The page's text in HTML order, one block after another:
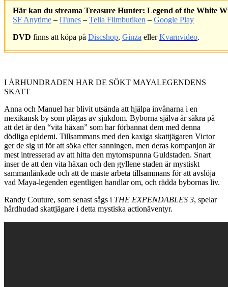
Här kan du streama Treasure Hunter: Legend of the White
SF Anytime – iTunes – Telia Filmbutiken – Google Play
DVD finns att köpa på Discshop, Ginza ellerKvarnvideo.
I ÅRHUNDRADEN HAR DE SÖKT MAYALEGENDENS
SKATT
Anna och Manuel har blivit utsända att hjälpa invånarna i en
mexikansk by som plågas av sjukdom. Byborna själva är säkra på
att det är den “vita häxan” som har förbannat dem med denna
dödliga epidemi. Tillsammans med den kaxiga skattjägaren Victor
ger de sig ut för att söka efter sanningen, men deras kompanjon är
mest intresserad av att hitta den mytomspunna Guldstaden. Snart
inser de att den vita häxan och den gyllene staden är mystiskt
sammanlänkade och att de måste arbeta tillsammans för att avslöja
vad Maya-legenden egentligen handlar om, och rädda bybornas liv.
Randy Couture, som senast sågs i THE EXPENDABLES 3, spelar
hårdhudad skattjägare i detta mystiska actionäventyr.